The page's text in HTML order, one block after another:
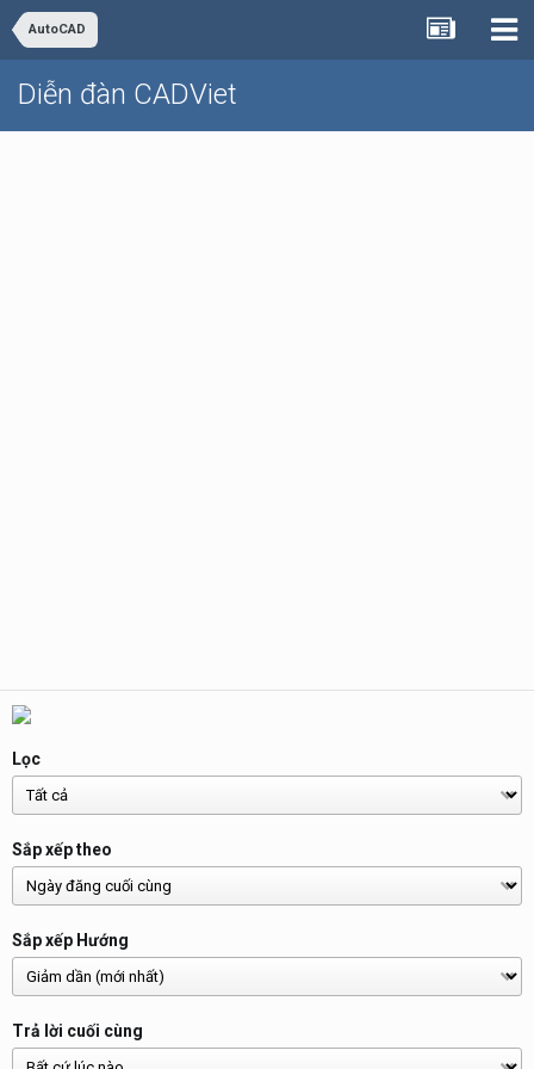
AutoCAD
Diễn đàn CADViet
Lọc
Sắp xếp theo
Sắp xếp Hướng
Trả lời cuối cùng